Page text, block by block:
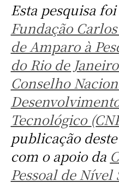
Esta pesquisa
Fundação
de Amparo à
do Rio de
Conselho
Tecnológico
publicação
com o apoio da
Pessoal de